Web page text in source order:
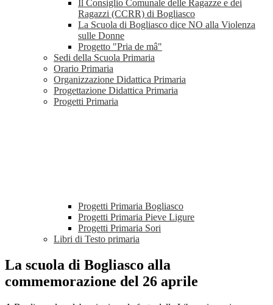
Il Consiglio Comunale delle Ragazze e dei
Ragazzi (CCRR) di Bogliasco
La Scuola di Bogliasco dice NO alla Violenza
sulle Donne
Progetto "Pria de mâ"
Sedi della Scuola Primaria
Orario Primaria
Organizzazione Didattica Primaria
Progettazione Didattica Primaria
Progetti Primaria
Progetti Primaria Bogliasco
Progetti Primaria Pieve Ligure
Progetti Primaria Sori
Libri di Testo primaria
La scuola di Bogliasco alla
commemorazione del 26 aprile